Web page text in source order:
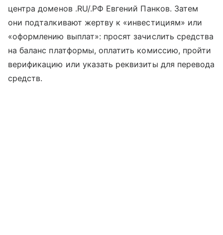
центра доменов .RU/.РФ Евгений Панков. Затем
они подталкивают жертву к «инвестициям» или
«оформлению выплат»: просят зачислить средства
на баланс платформы, оплатить комиссию, пройти
верификацию или указать реквизиты для перевода
средств.